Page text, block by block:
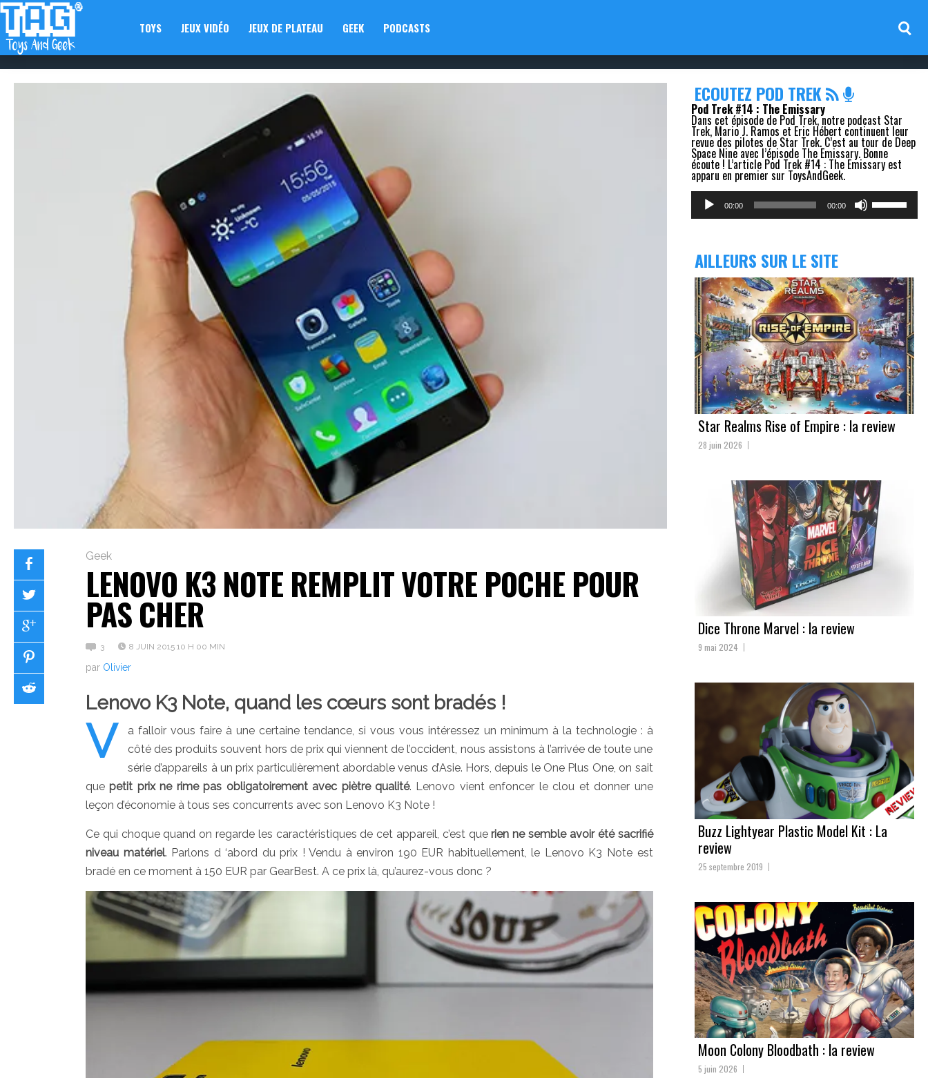
TOYS JEUX VIDÉO JEUX DE PLATEAU GEEK PODCASTS
Geek
LENOVO K3 NOTE REMPLIT VOTRE POCHE POUR
PAS CHER
3 8 JUIN 2015 10 H 00 MIN
par Olivier
Lenovo K3 Note, quand les cœurs sont bradés !
V
a falloir vous faire à une certaine tendance, si vous vous intéressez un minimum à la technologie : à
côté des produits souvent hors de prix qui viennent de l’occident, nous assistons à l’arrivée de toute une
série d’appareils à un prix particulièrement abordable venus d’Asie. Hors, depuis le One Plus One, on sait
quepetit prix ne rime pas obligatoirement avec piètre qualité. Lenovo vient enfoncer le clou et donner une
leçon d’économie à tous ses concurrents avec son Lenovo K3 Note !
Ce qui choque quand on regarde les caractéristiques de cet appareil, c’est querien ne semble avoir été sacrifié
niveau matériel. Parlons d ‘abord du prix ! Vendu à environ 190 EUR habituellement, le Lenovo K3 Note est
bradé en ce moment à 150 EUR par GearBest. A ce prix là, qu’aurez-vous donc ?
ECOUTEZ POD TREK
Pod Trek #14 : The Emissary
Dans cet épisode de Pod Trek, notre podcast Star
Trek, Mario J. Ramos et Eric Hébert continuent leur
revue des pilotes de Star Trek. C’est au tour de Deep
Space Nine avec l’épisode The Emissary. Bonne
écoute ! L’article Pod Trek #14 : The Emissary est
apparu en premier sur ToysAndGeek.
Lecteur
audio 00:00 00:00
les
flèches
le
volume.
AILLEURS SUR LE SITE
Star Realms Rise of Empire : la review
28 juin 2026
Dice Throne Marvel : la review
9 mai 2024
Buzz Lightyear Plastic Model Kit : La
review
25 septembre 2019
Moon Colony Bloodbath : la review
5 juin 2026